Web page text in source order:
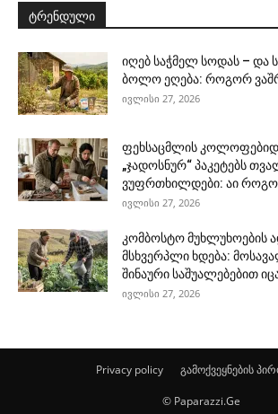
ტრენდული
იღებ საჭმელ სოდას – და
ბოლო ეღება: როგორ
ივლისი 27, 2026
ფეხსაცმლის
„ჯადოსნურ“ პაკეტებს
ვუფრთხილდები: აი
ივლისი 27, 2026
კომბოსტო მუხლუხოების
მსხვერპლი ხდება:
შინაური საშუალებებით
ივლისი 27, 2026
Privacy policy გამოქვეყნების
© Paparazzi.Ge